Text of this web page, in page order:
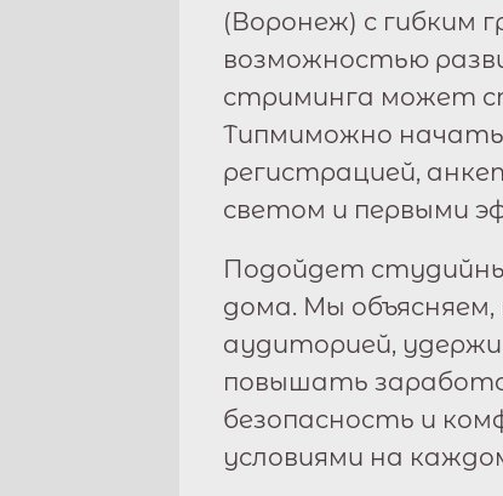
(Воронеж) с гибким
возможностью
стриминга может
Типмиможно
регистрацией,
светом и первыми
Подойдет
дома. Мы
аудиторией,
повышать
безопасность и
условиями на